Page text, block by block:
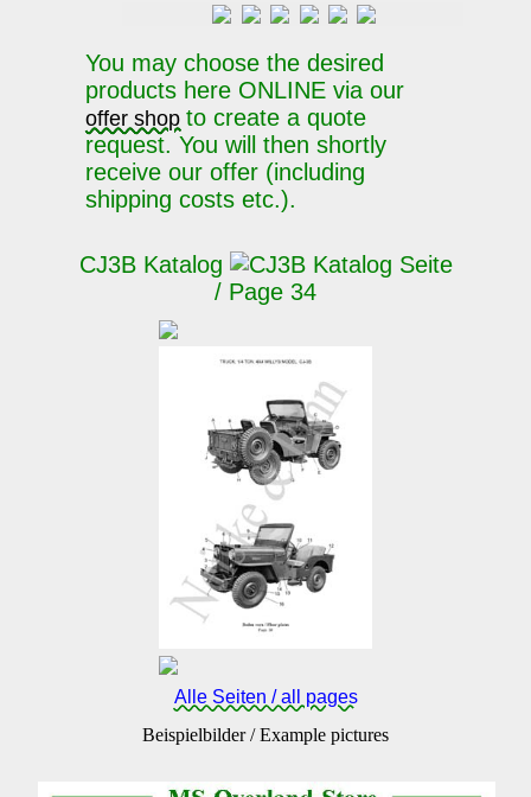
You may choose the desired
products here ONLINE via our
offer shopto create a quote
request. You will then shortly
receive our offer (including
shipping costs etc.).
CJ3B Katalog
Seite
/ Page 34
Alle Seiten / all pages
Beispielbilder / Example pictures